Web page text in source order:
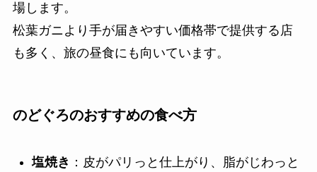
場します。
松葉ガニより手が届きやすい価格帯で提供する店
も多く、旅の昼食にも向いています。
のどぐろのおすすめの食べ方
塩焼き ：皮がパリっと仕上がり、脂がじわっと